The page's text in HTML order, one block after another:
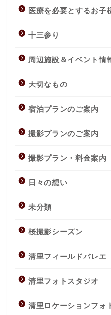
医療を必要とするお子
十三参り
周辺施設＆イベント情
大切なもの
宿泊プランのご案内
撮影プランのご案内
撮影プラン・料金案内
日々の想い
未分類
桜撮影シーズン
清里フィールドバレエ
清里フォトスタジオ
清里ロケーションフォ